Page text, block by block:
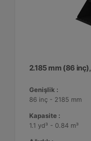
2.185 mm (86
Genişlik :
86 inç - 2185 mm
Kapasite :
1.1 yd³ - 0.84 m³